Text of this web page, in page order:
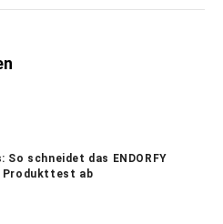
So schneidet das ENDORFY
Produkttest ab